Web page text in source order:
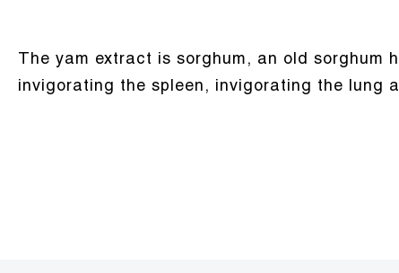
The yam extract is sorghum, an old sorghum
invigorating the spleen, invigorating the lung